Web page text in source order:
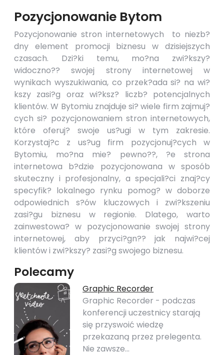
Pozycjonowanie Bytom
Pozycjonowanie stron internetowych to niezb?
dny element promocji biznesu w dzisiejszych
czasach. Dzi?ki temu, mo?na zwi?kszy?
widoczno?? swojej strony internetowej w
wynikach wyszukiwania, co przek?ada si? na wi?
kszy zasi?g oraz wi?ksz? liczb? potencjalnych
klientów. W Bytomiu znajduje si? wiele firm zajmuj?
cych si? pozycjonowaniem stron internetowych,
które oferuj? swoje us?ugi w tym zakresie.
Korzystaj?c z us?ug firm pozycjonuj?cych w
Bytomiu, mo?na mie? pewno??, ?e strona
internetowa b?dzie pozycjonowana w sposób
skuteczny i profesjonalny, a specjali?ci znaj?cy
specyfik? lokalnego rynku pomog? w doborze
odpowiednich s?ów kluczowych i zwi?kszeniu
zasi?gu biznesu w regionie. Dlatego, warto
zainwestowa? w pozycjonowanie swojej strony
internetowej, aby przyci?gn?? jak najwi?cej
klientów i zwi?kszy? zasi?g swojego biznesu.
Polecamy
Graphic Recorder
Graphic Recorder - podczas
konferencji uczestnicy starają
się przyswoić wiedzę
przekazaną przez prelegenta.
Nie zawsze…